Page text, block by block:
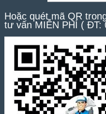
Hoặc quét mã QR
tư vấn MIỄN PHÍ ( ĐT: